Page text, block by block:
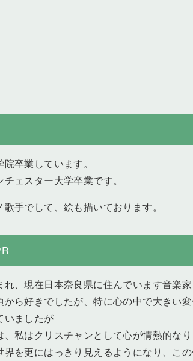
卒業しています。
ェスター大学卒業です。
手でして、絵も描いております。
、現在日本奈良県に住んでいます音楽家
ら好きでしたが、特に心の中で大きい
いましたが
、私はクリスチャンとして心が情熱的な
を更にはっきり見えるようになり、こ